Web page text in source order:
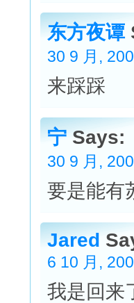
东方夜谭
30 9 月,
来踩踩
宁Says:
30 9 月,
要是能有
Jared
6 10 月,
我是回来